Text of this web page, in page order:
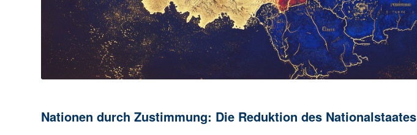
Nationen durch Zustimmung: Die Reduktion des Nationalstaates